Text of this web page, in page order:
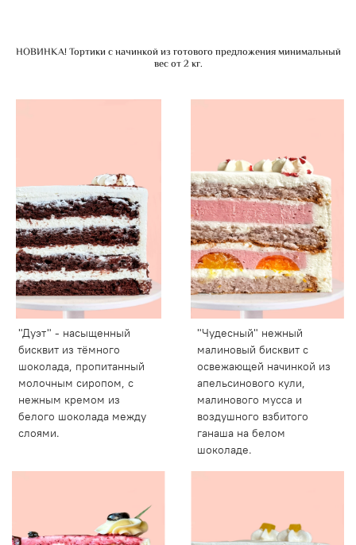
НОВИНКА! Тортики с начинкой из готового предложения минимальный
вес от 2 кг.
"Дуэт" - насыщенный
бисквит из тёмного
шоколада, пропитанный
молочным сиропом, с
нежным кремом из
белого шоколада между
слоями.
"Чудесный" нежный
малиновый бисквит с
освежающей начинкой из
апельсинового кули,
малинового мусса и
воздушного взбитого
ганаша на белом
шоколаде.